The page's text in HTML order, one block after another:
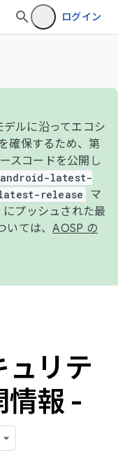
ログイン
ルに沿ってエコシ
確保するため、第
スコードを公開し
android-latest-
release
マ
プッシュされた最
いては、AOSP の
リテ
情報 -